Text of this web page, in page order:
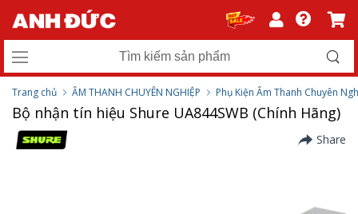
Trang chủ ÂM THANH CHUYÊN NGHIỆP Phụ Kiện Âm Thanh Chuyên
Bộ nhận tín hiệu Shure UA844SWB (Chính Hãng)
Share